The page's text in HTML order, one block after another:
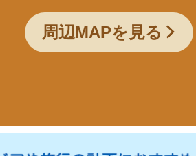
周辺MAPを見る